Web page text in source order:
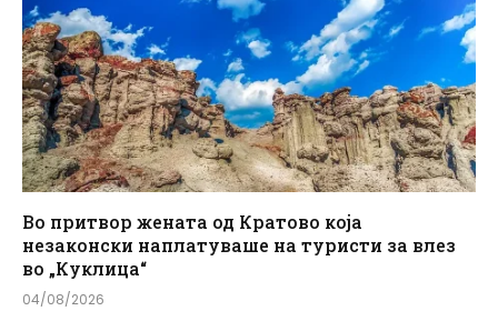
Во притвор жената од Кратово која
незаконски наплатуваше на туристи за влез
во „Куклица“
04/08/2026